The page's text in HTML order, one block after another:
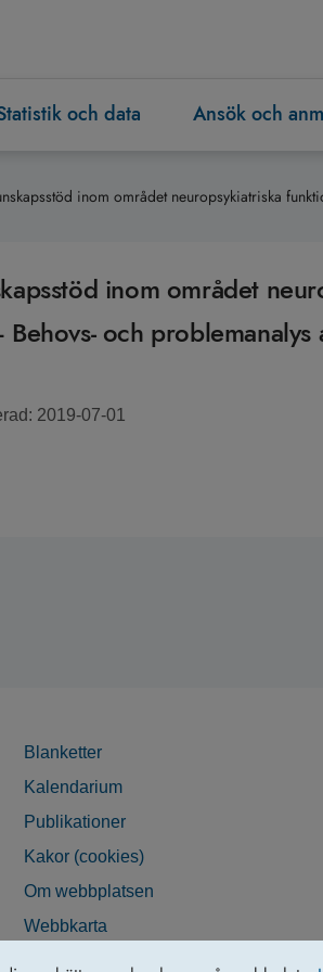
och data Ansök och
inom området neuropsykiatriska
inom området
och problemanalys
2019-07-01
Blanketter
Kalendarium
Publikationer
Kakor (cookies)
Om webbplatsen
Webbkarta